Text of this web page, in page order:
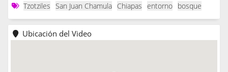
Tzotziles
San Juan Chamula Chiapas entorno bosque
Ubicación del Video